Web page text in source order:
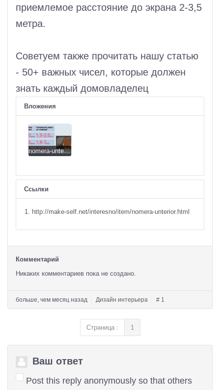
приемлемое расстояние до экрана 2-3,5
метра.
Советуем также прочитать нашу статью
- 50+ важных чисел, которые должен
знать каждый домовладелец
Вложения
nomera-unterior-13.jpg
Ссылки
http://make-self.net/interesno/item/nomera-unterior.html
Комментарий
Никаких комментариев пока не создано.
больше, чем месяц назад Дизайн интерьера # 1
Страница : 1
Ваш ответ
Post this reply anonymously so that others